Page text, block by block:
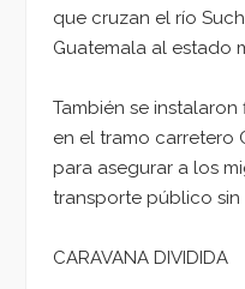
que cruzan el río
Guatemala al estado
También se
en el tramo carretero
para asegurar a los
transporte público sin
CARAVANA DIVIDIDA